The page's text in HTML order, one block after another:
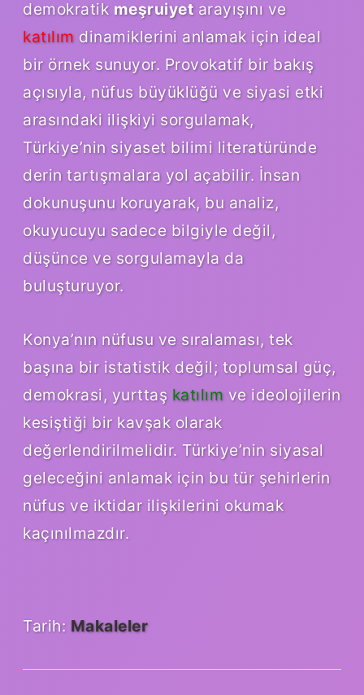
demokratik meşruiyetarayışını ve
katılım dinamiklerini anlamak için ideal
bir örnek sunuyor. Provokatif bir bakış
açısıyla, nüfus büyüklüğü ve siyasi etki
arasındaki ilişkiyi sorgulamak,
Türkiye’nin siyaset bilimi literatüründe
derin tartışmalara yol açabilir. İnsan
dokunuşunu koruyarak, bu analiz,
okuyucuyu sadece bilgiyle değil,
düşünce ve sorgulamayla da
buluşturuyor.
Konya’nın nüfusu ve sıralaması, tek
başına bir istatistik değil; toplumsal güç,
demokrasi, yurttaş katılım ve ideolojilerin
kesiştiği bir kavşak olarak
değerlendirilmelidir. Türkiye’nin siyasal
geleceğini anlamak için bu tür şehirlerin
nüfus ve iktidar ilişkilerini okumak
kaçınılmazdır.
Tarih: Makaleler